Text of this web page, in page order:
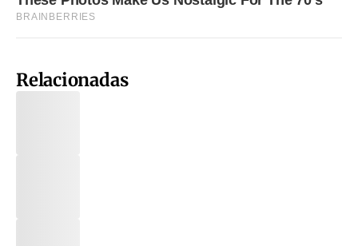
Relacionadas